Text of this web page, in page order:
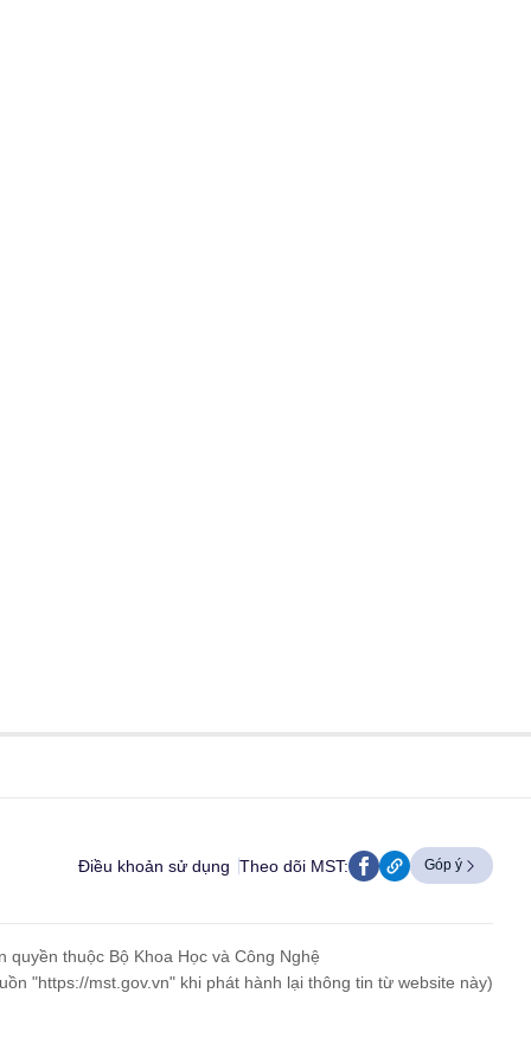
Điều khoản sử dụng Theo dõi MST: Góp ý
quyền thuộc Bộ Khoa Học và Công Nghệ
"https://mst.gov.vn" khi phát hành lại thông tin từ website này)